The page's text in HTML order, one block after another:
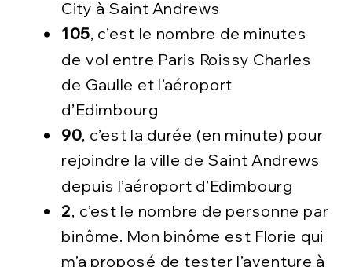
City à Saint Andrews
105, c’est le nombre de minutes
de vol entre Paris Roissy Charles
de Gaulle et l’aéroport
d’Edimbourg
90, c’est la durée (en minute) pour
rejoindre la ville de Saint Andrews
depuis l’aéroport d’Edimbourg
2, c’est le nombre de personne par
binôme. Mon binôme est Florie qui
m’a proposé de tester l’aventure à